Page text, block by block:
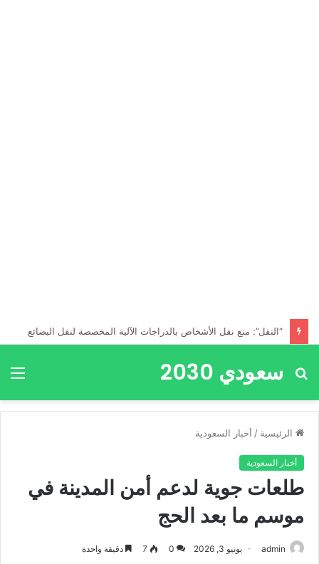
“النقل”: منع نقل الأشخاص بالدراجات الآلية المخصصة لنقل البضائع
سعودي 2030
بحث
الرئيسية / أخبار السعودية
أخبار السعودية
طلعات جوية لدعم أمن المدينة في
موسم ما بعد الحج
admin يونيو 3, 2026 0
7 دقيقة واحدة